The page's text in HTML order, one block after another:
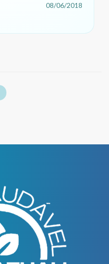
08/06/2018